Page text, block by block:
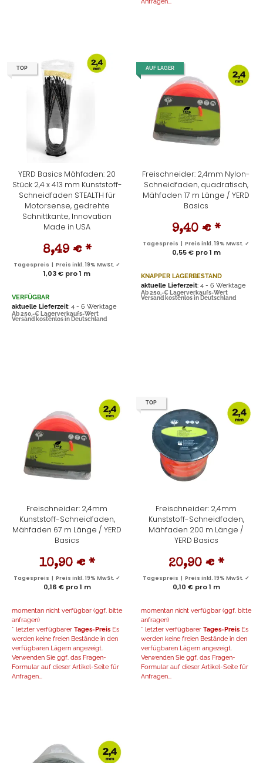
TOP
YERD Basics Mähfaden: 20
Stück 2,4 x 413 mm Kunststoff-
Schneidfaden STEALTH für
Motorsense, gedrehte
Schnittkante, Innovation
Made in USA
8,49 € *
Tagespreis | Preis inkl. 19% MwSt. ✓
1,03 € pro 1 m
VERFÜGBAR
aktuelle Lieferzeit: 4 - 6 Werktage
Ab 250,-€ Lagerverkaufs-Wert
Versand kostenlos in Deutschland
AUF LAGER
Freischneider: 2,4mm Nylon-
Schneidfaden, quadratisch,
Mähfaden 17 m Länge / YERD
Basics
9,40 € *
Tagespreis | Preis inkl. 19% MwSt. ✓
0,55 € pro 1 m
KNAPPER LAGERBESTAND
aktuelle Lieferzeit: 4 - 6 Werktage
Ab 250,-€ Lagerverkaufs-Wert
Versand kostenlos in Deutschland
Freischneider: 2,4mm
Kunststoff-Schneidfaden,
Mähfaden 67 m Länge / YERD
Basics
10,90 € *
Tagespreis | Preis inkl. 19% MwSt. ✓
0,16 € pro 1 m
momentan nicht verfügbar (ggf. bitte
anfragen)
* letzter verfügbarer Tages-Preis Es
werden keine freien Bestände in den
verfügbaren Lägern angezeigt.
Verwenden Sie ggf. das Fragen-
Formular auf dieser Artikel-Seite für
Anfragen...
TOP
Freischneider: 2,4mm
Kunststoff-Schneidfaden,
Mähfaden 200 m Länge /
YERD Basics
20,90 € *
Tagespreis | Preis inkl. 19% MwSt. ✓
0,10 € pro 1 m
momentan nicht verfügbar (ggf. bitte
anfragen)
* letzter verfügbarer Tages-Preis Es
werden keine freien Bestände in den
verfügbaren Lägern angezeigt.
Verwenden Sie ggf. das Fragen-
Formular auf dieser Artikel-Seite für
Anfragen...